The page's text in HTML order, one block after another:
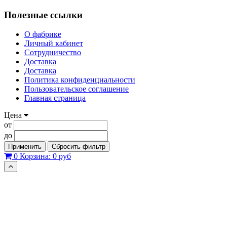
Полезные ссылки
О фабрике
Личный кабинет
Сотрудничество
Доставка
Доставка
Политика конфиденциальности
Пользовательское соглашение
Главная страница
Цена
от
до
Применить Сбросить фильтр
0 Корзина: 0 руб